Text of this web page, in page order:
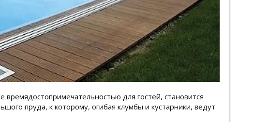
для гостей, становится
пруда, к которому, огибая клумбы и кустарники, ведут